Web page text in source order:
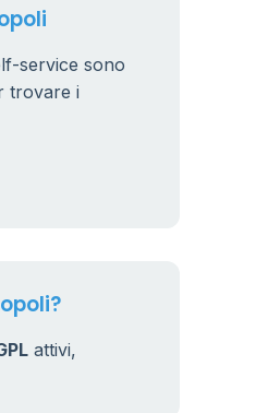
service sono
trovare i
attivi,